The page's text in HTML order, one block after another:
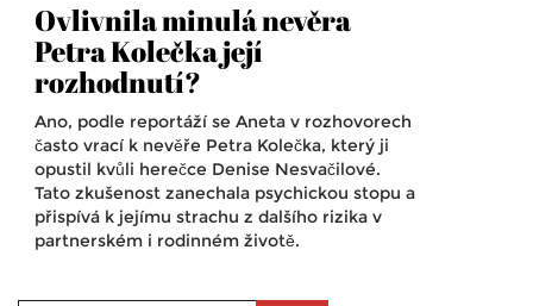
Ovlivnila minulá nevěra
Petra Kolečka její
rozhodnutí?
Ano, podle reportáží se Aneta v rozhovorech
často vrací k nevěře Petra Kolečka, který ji
opustil kvůli herečce Denise Nesvačilové.
Tato zkušenost zanechala psychickou stopu a
přispívá k jejímu strachu z dalšího rizika v
partnerském i rodinném životě.